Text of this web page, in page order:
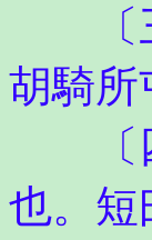
〔三
胡騎所
〔四
也。短